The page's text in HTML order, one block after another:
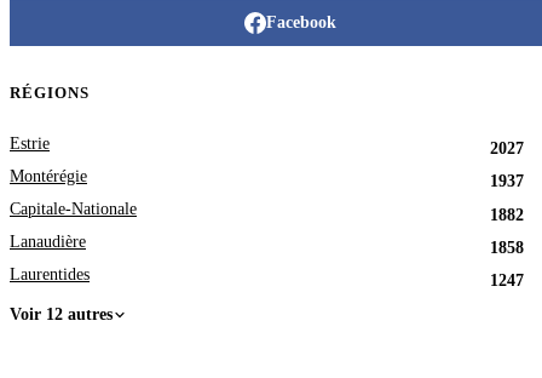
Facebook
RÉGIONS
Estrie
2027
Montérégie
1937
Capitale-Nationale
1882
Lanaudière
1858
Laurentides
1247
Voir 12 autres